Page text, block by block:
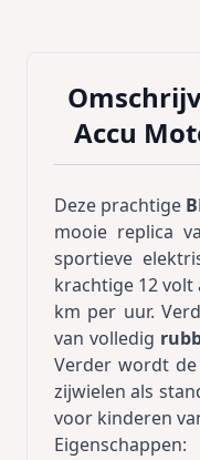
Accu
Deze prachtige
mooie replica
sportieve
krachtige 12 volt
km per uur.
van volledig
Verder wordt
zijwielen als
voor kinderen
Eigenschappen: